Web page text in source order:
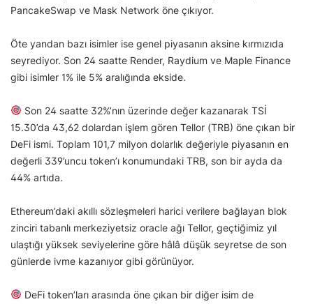
PancakeSwap ve Mask Network öne çıkıyor.
Öte yandan bazı isimler ise genel piyasanın aksine kırmızıda
seyrediyor. Son 24 saatte Render, Raydium ve Maple Finance
gibi isimler 1% ile 5% aralığında ekside.
Son 24 saatte 32%’nın üzerinde değer kazanarak TSİ
15.30’da 43,62 dolardan işlem gören Tellor (TRB) öne çıkan bir
DeFi ismi. Toplam 101,7 milyon dolarlık değeriyle piyasanın en
değerli 339’uncu token’ı konumundaki TRB, son bir ayda da
44% artıda.
Ethereum’daki akıllı sözleşmeleri harici verilere bağlayan blok
zinciri tabanlı merkeziyetsiz oracle ağı Tellor, geçtiğimiz yıl
ulaştığı yüksek seviyelerine göre hâlâ düşük seyretse de son
günlerde ivme kazanıyor gibi görünüyor.
DeFi token’ları arasında öne çıkan bir diğer isim de